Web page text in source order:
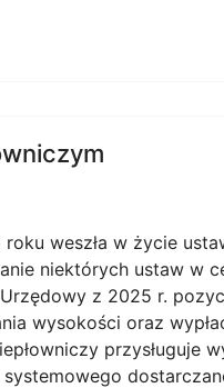
weszła w życie
niektórych ustaw w
z 2025 r.
wysokości oraz
przysługuje